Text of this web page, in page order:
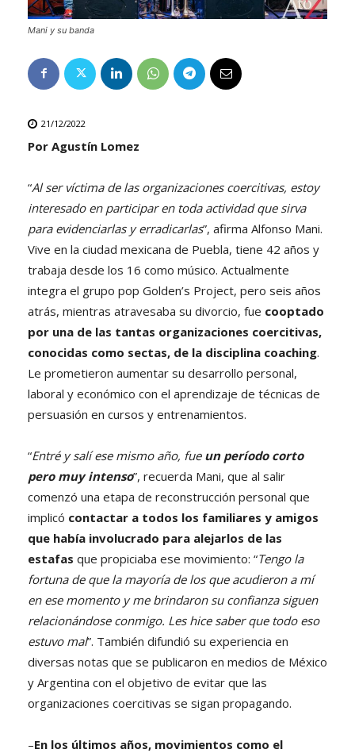
Mani y su banda
21/12/2022
Por Agustín Lomez
“Al ser víctima de las organizaciones coercitivas, estoy
interesado en participar en toda actividad que sirva
para evidenciarlas y erradicarlas”, afirma Alfonso Mani.
Vive en la ciudad mexicana de Puebla, tiene 42 años y
trabaja desde los 16 como músico. Actualmente
integra el grupo pop Golden’s Project, pero seis años
atrás, mientras atravesaba su divorcio, fue cooptado
por una de las tantas organizaciones coercitivas,
conocidas como sectas, de la disciplina coaching.
Le prometieron aumentar su desarrollo personal,
laboral y económico con el aprendizaje de técnicas de
persuasión en cursos y entrenamientos.
“Entré y salí ese mismo año, fue un período corto
pero muy intenso”, recuerda Mani, que al salir
comenzó una etapa de reconstrucción personal que
implicó contactar a todos los familiares y amigos
que había involucrado para alejarlos de las
estafas que propiciaba ese movimiento: “Tengo la
fortuna de que la mayoría de los que acudieron a mí
en ese momento y me brindaron su confianza siguen
relacionándose conmigo. Les hice saber que todo eso
estuvo mal”. También difundió su experiencia en
diversas notas que se publicaron en medios de México
y Argentina con el objetivo de evitar que las
organizaciones coercitivas se sigan propagando.
–En los últimos años, movimientos como el